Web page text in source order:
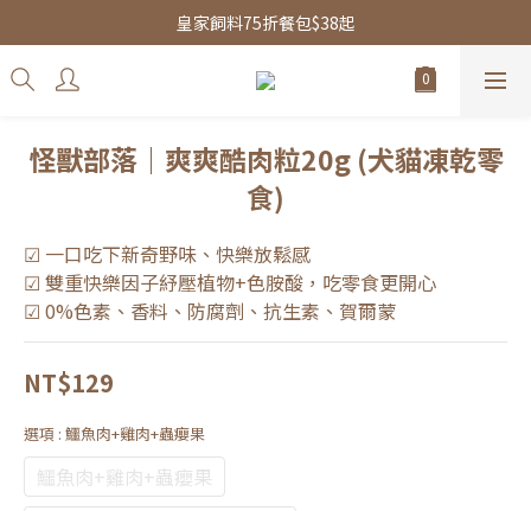
皇家飼料75折餐包$38起
皇家飼料75折餐包$38起
水魔素限時團購優惠
怪獸部落｜爽爽酷肉粒20g (犬貓凍乾零
食)
☑ 一口吃下新奇野味、快樂放鬆感
☑ 雙重快樂因子紓壓植物+色胺酸，吃零食更開心
☑ 0%色素、香料、防腐劑、抗生素、賀爾蒙
NT$129
選項 : 鱷魚肉+雞肉+蟲癭果
鱷魚肉+雞肉+蟲癭果